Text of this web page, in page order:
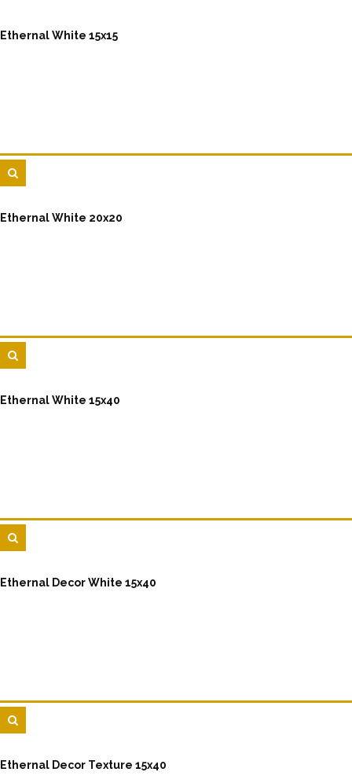
Ethernal White 15x15
Ethernal White 20x20
Ethernal White 15x40
Ethernal Decor White 15x40
Ethernal Decor Texture 15x40